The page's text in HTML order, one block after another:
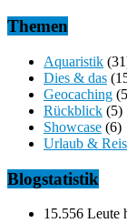
Themen
Aquaristik
Dies & das
Geocaching
Rückblick (5)
Showcase (6)
Urlaub &
Blogstatistik
15.556 Leute